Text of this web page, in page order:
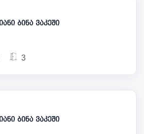
იყიდება 3 ოთახიანი ბინა ვაკეში
3
365 000
იყიდება 3 ოთახიანი ბინა ვაკეში